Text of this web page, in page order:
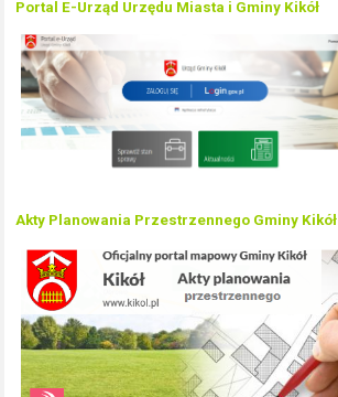
Portal E-Urząd Urzędu Miasta i Gminy Kikół
Akty Planowania Przestrzennego Gminy Kikół